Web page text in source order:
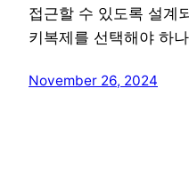
접근할 수 있도록 설계
키복제를 선택해야 하
November 26, 2024